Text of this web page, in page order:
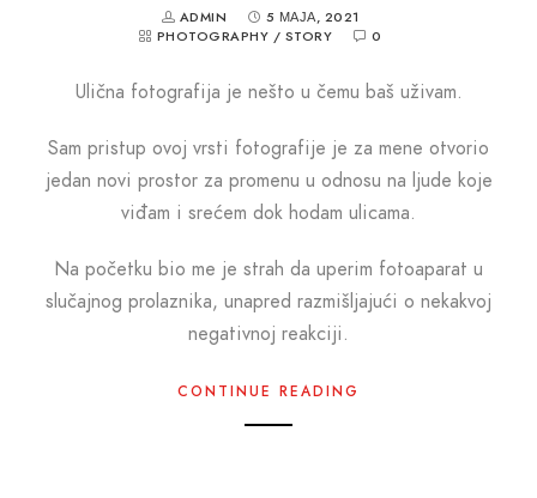
ADMIN
5 МАЈА, 2021
PHOTOGRAPHY / STORY 0
Ulična fotografija je nešto u čemu baš uživam.
Sam pristup ovoj vrsti fotografije je za mene otvorio
jedan novi prostor za promenu u odnosu na ljude koje
viđam i srećem dok hodam ulicama.
Na početku bio me je strah da uperim fotoaparat u
slučajnog prolaznika, unapred razmišljajući o nekakvoj
negativnoj reakciji.
CONTINUE READING